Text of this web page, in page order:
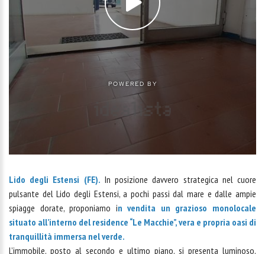
Lido degli Estensi (FE). In posizione davvero strategica nel cuore
pulsante del Lido degli Estensi, a pochi passi dal mare e dalle ampie
spiagge dorate, proponiamo in vendita un grazioso monolocale
situato all’interno del residence “Le Macchie”, vera e propria oasi di
tranquillità immersa nel verde.
L’immobile, posto al secondo e ultimo piano, si presenta luminoso,